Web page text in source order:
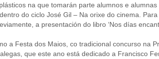
na que tomarán parte alumnos e
do ciclo José Gil – Na orixe do cinema.
a presentación do libro ‘Nos días
a Festa dos Maios, co tradicional concurso
que este ano está dedicado a Francisco